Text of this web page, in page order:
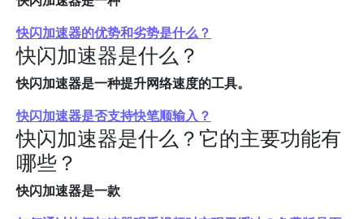
快闪加速器的优势和劣势是什么？
快闪加速器是什么？
快闪加速器是一种提升网络速度的工具。
快闪加速器是否支持快笔顺输入？
快闪加速器是什么？它的主要功能有
哪些？
快闪加速器是一款